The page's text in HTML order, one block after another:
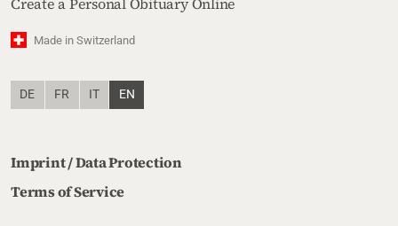
Made in Switzerland
DE FR IT EN
Imprint / Data Protection
Terms of Service